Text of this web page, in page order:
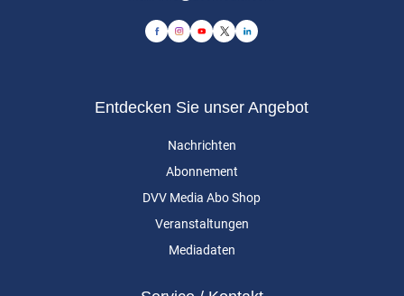
Entdecken Sie unser Angebot
Nachrichten
Abonnement
DVV Media Abo Shop
Veranstaltungen
Mediadaten